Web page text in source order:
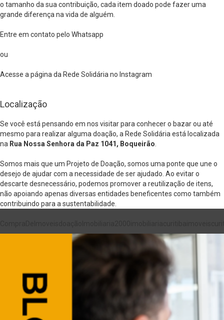
o tamanho da sua contribuição, cada item doado pode fazer uma
grande diferença na vida de alguém.
Entre em contato pelo Whatsapp
ou
Acesse a página da Rede Solidária no Instagram
Localização
Se você está pensando em nos visitar para conhecer o bazar ou até
mesmo para realizar alguma doação, a Rede Solidária está localizada
na Rua Nossa Senhora da Paz 1041, Boqueirão
Somos mais que um Projeto de Doação, somos uma ponte que une o
desejo de ajudar com a necessidade de ser ajudado. Ao evitar o
descarte desnecessário, podemos promover a reutilização de itens,
não apoiando apenas diversas entidades beneficentes como também
contribuindo para a sustentabilidade.